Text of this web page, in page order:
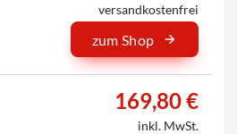
versandkostenfrei
zum Shop
169,80 €
inkl. MwSt.